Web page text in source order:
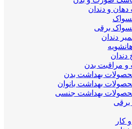
و دندان
برقی
دندان
دندان
و مراقبت بدن
بهداشت بدن
بهداشت بانوان
بهداشت جنسی
کار